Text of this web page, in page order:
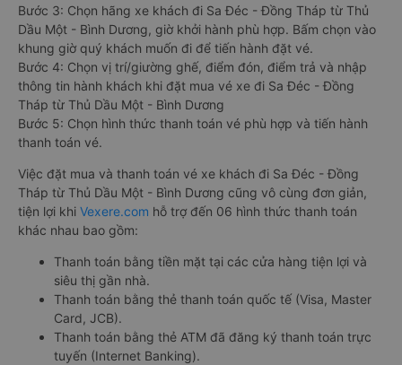
Bước 3: Chọn hãng xe khách đi Sa Đéc - Đồng Tháp từ Thủ
Dầu Một - Bình Dương, giờ khởi hành phù hợp. Bấm chọn vào
khung giờ quý khách muốn đi để tiến hành đặt vé.
Bước 4: Chọn vị trí/giường ghế, điểm đón, điểm trả và nhập
thông tin hành khách khi đặt mua vé xe đi Sa Đéc - Đồng
Tháp từ Thủ Dầu Một - Bình Dương
Bước 5: Chọn hình thức thanh toán vé phù hợp và tiến hành
thanh toán vé.
Việc đặt mua và thanh toán vé xe khách đi Sa Đéc - Đồng
Tháp từ Thủ Dầu Một - Bình Dương cũng vô cùng đơn giản,
tiện lợi khi Vexere.com hỗ trợ đến 06 hình thức thanh toán
khác nhau bao gồm:
Thanh toán bằng tiền mặt tại các cửa hàng tiện lợi và
siêu thị gần nhà.
Thanh toán bằng thẻ thanh toán quốc tế (Visa, Master
Card, JCB).
Thanh toán bằng thẻ ATM đã đăng ký thanh toán trực
tuyến (Internet Banking).